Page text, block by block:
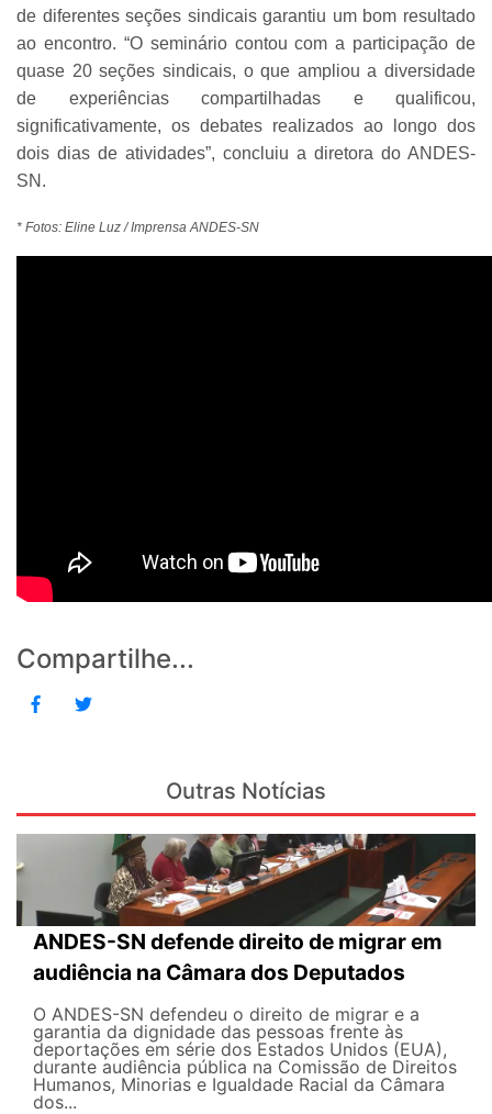
de diferentes seções sindicais garantiu um bom resultado
ao encontro. “O seminário contou com a participação de
quase 20 seções sindicais, o que ampliou a diversidade
de experiências compartilhadas e qualificou,
significativamente, os debates realizados ao longo dos
dois dias de atividades”, concluiu a diretora do ANDES-
SN.
* Fotos: Eline Luz / Imprensa ANDES-SN
Compartilhe...
Outras Notícias
ANDES-SN defende direito de migrar em
audiência na Câmara dos Deputados
O ANDES-SN defendeu o direito de migrar e a
garantia da dignidade das pessoas frente às
deportações em série dos Estados Unidos (EUA),
durante audiência pública na Comissão de Direitos
Humanos, Minorias e Igualdade Racial da Câmara
dos...